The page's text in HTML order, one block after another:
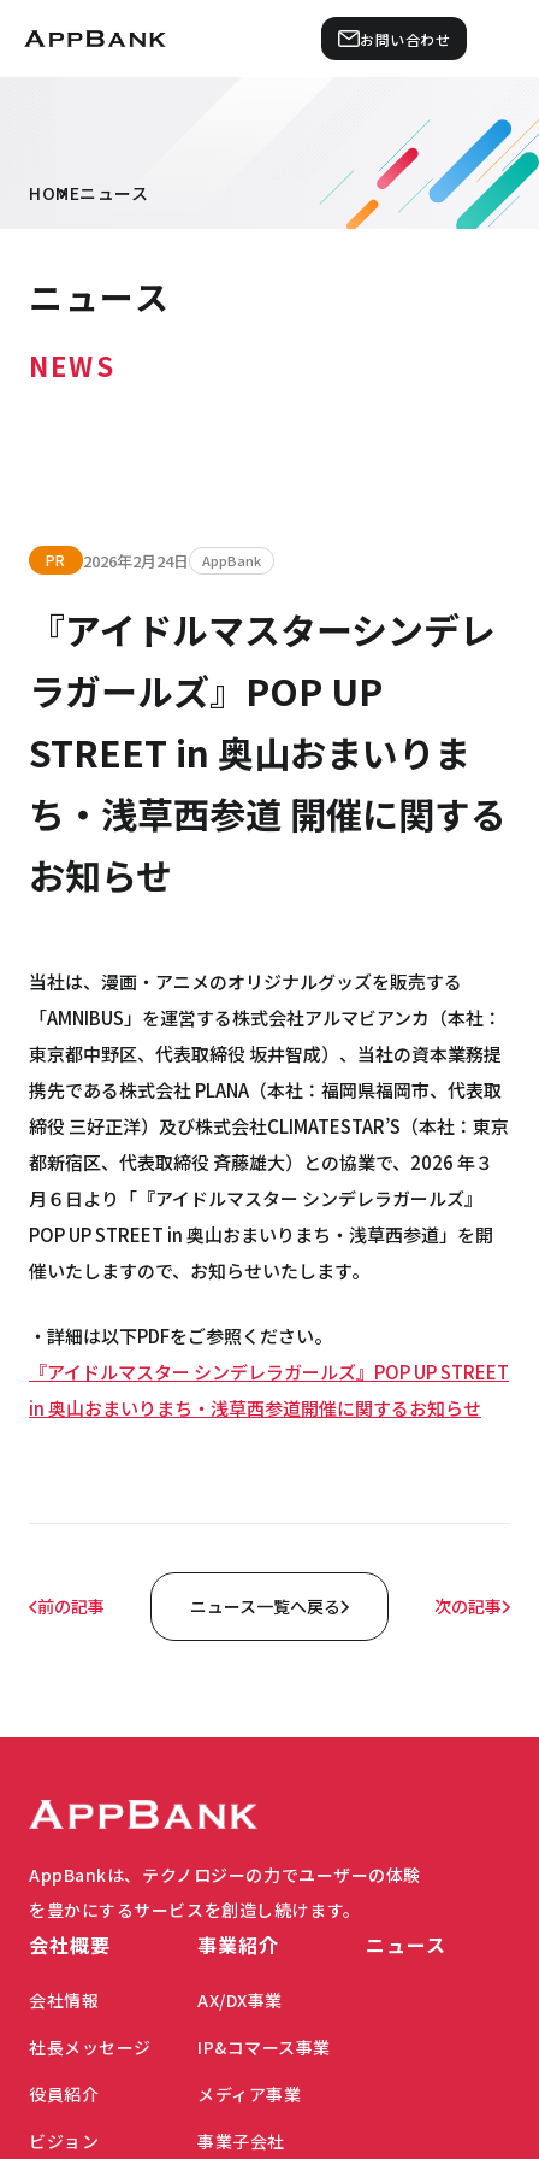
お問い合わせ
HOMEニュース
ニュース
NEWS
PR 2026年2月24日 AppBank
『アイドルマスターシンデレ
ラガールズ』POP UP
STREET in 奥山おまいりま
ち・浅草西参道 開催に関する
お知らせ
当社は、漫画・アニメのオリジナルグッズを販売する
「AMNIBUS」を運営する株式会社アルマビアンカ（本社：
東京都中野区、代表取締役 坂井智成）、当社の資本業務提
携先である株式会社 PLANA（本社：福岡県福岡市、代表取
締役 三好正洋）及び株式会社CLIMATESTAR’S（本社：東京
都新宿区、代表取締役 斉藤雄大）との協業で、2026 年３
月６日より「『アイドルマスター シンデレラガールズ』
POP UP STREET in 奥山おまいりまち・浅草西参道」を開
催いたしますので、お知らせいたします。
・詳細は以下PDFをご参照ください。
『アイドルマスター シンデレラガールズ』POP UP STREET
in 奥山おまいりまち・浅草西参道開催に関するお知らせ
前の記事 ニュース一覧へ戻る 次の記事
AppBankは、テクノロジーの力でユーザーの体験
を豊かにするサービスを創造し続けます。
会社概要
会社情報
社長メッセージ
役員紹介
ビジョン
事業紹介
AX/DX事業
IP&コマース事業
メディア事業
事業子会社
ニュース